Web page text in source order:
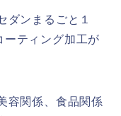
ダンまるごと１
ーティング加工が
容関係、食品関係